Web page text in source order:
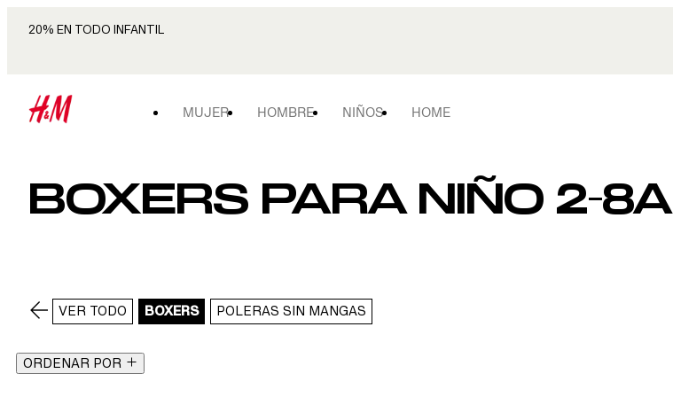
20% EN TODO INFANTIL
MUJER HOMBRE NIÑOS HOME
BOXERS PARA NIÑO 2-8A
VER TODO BOXERS POLERAS SIN MANGAS
ORDENAR POR